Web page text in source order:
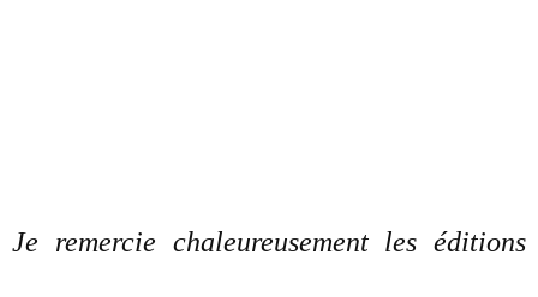
Je remercie chaleureusement les éditions